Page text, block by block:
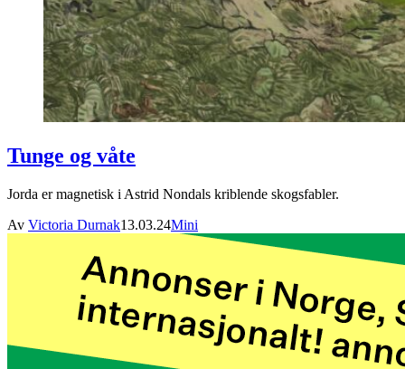
Tunge og våte
Jorda er magnetisk i Astrid Nondals kriblende skogsfabler.
Av Victoria Durnak13.03.24Mini